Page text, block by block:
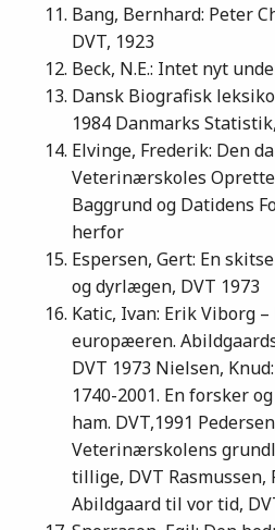
Bang, Bernhard: Peter
DVT, 1923
Beck, N.E.: Intet nyt
Dansk Biografisk
1984 Danmarks
Elvinge, Frederik: Den
Veterinærskoles
Baggrund og Datidens
herfor
Espersen, Gert: En
og dyrlægen, DVT 1973
Katic, Ivan: Erik Viborg
europæeren.
DVT 1973 Nielsen,
1740-2001. En forsker
ham. DVT,1991
Veterinærskolens
tillige, DVT Rasmussen,
Abildgaard til vor tid,